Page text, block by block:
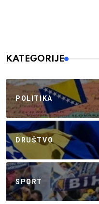
KATEGORIJE
POLITIKA
DRUŠTVO
SPORT